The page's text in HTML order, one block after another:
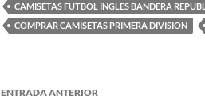
CAMISETAS FUTBOL INGLES BANDERA
COMPRAR CAMISETAS PRIMERA DIVISION
Navegación
ENTRADA ANTERIOR